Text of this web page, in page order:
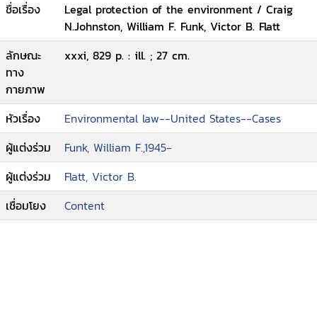
ชื่อเรื่อง
Legal protection of the environment / Craig
N.Johnston, William F. Funk, Victor B. Flatt
ลักษณะ
ทาง
กายภาพ
xxxi, 829 p. : ill. ; 27 cm.
หัวเรื่อง
Environmental law--United States--Cases
ผู้แต่งร่วม
Funk, William F.,1945-
ผู้แต่งร่วม
Flatt, Victor B.
เชื่อมโยง
Content